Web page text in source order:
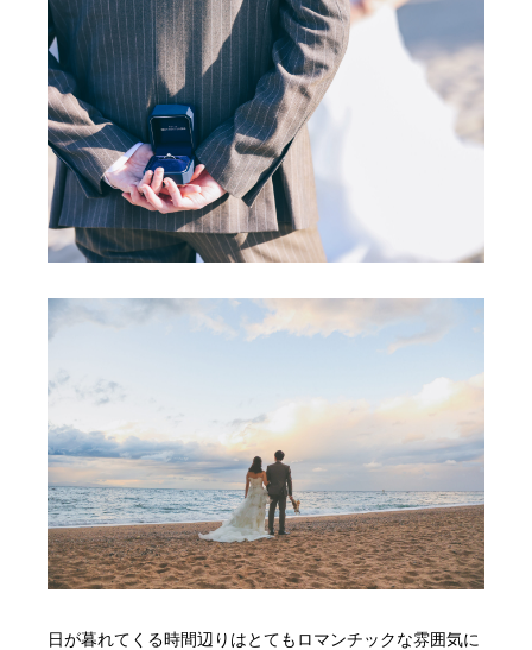
日が暮れてくる時間辺りはとてもロマンチックな雰囲気に